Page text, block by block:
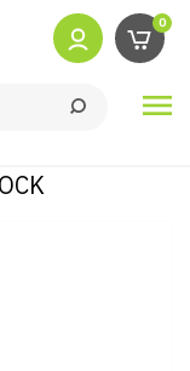
0
